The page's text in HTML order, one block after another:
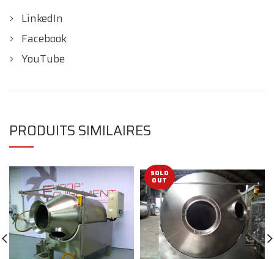
LinkedIn
Facebook
YouTube
PRODUITS SIMILAIRES
SOLD
OUT